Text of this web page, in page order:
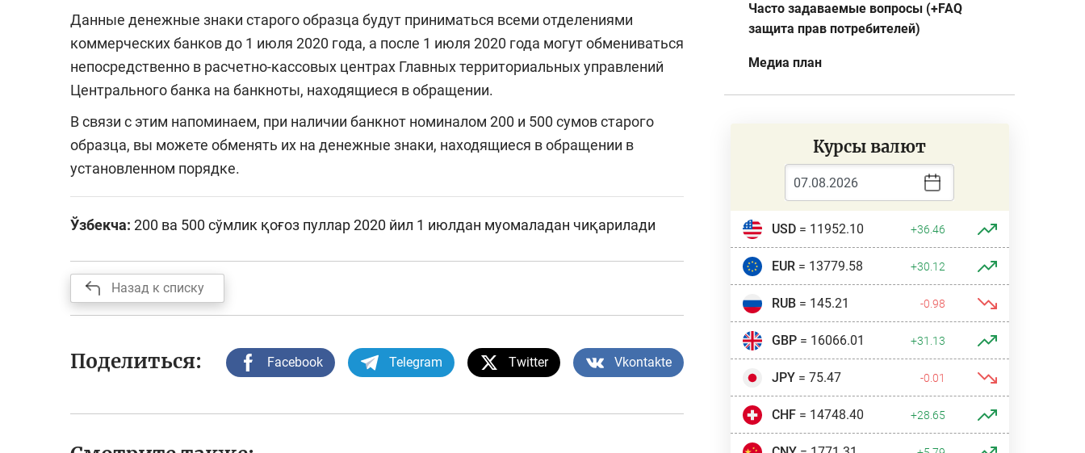
Данные денежные знаки старого образца будут приниматься всеми отделениями
коммерческих банков до 1 июля 2020 года, а после 1 июля 2020 года могут обмениваться
непосредственно в расчетно-кассовых центрах Главных территориальных управлений
Центрального банка на банкноты, находящиеся в обращении.
В связи с этим напоминаем, при наличии банкнот номиналом 200 и 500 сумов старого
образца, вы можете обменять их на денежные знаки, находящиеся в обращении в
установленном порядке.
Ўзбекча: 200 ва 500 сўмлик қоғоз пуллар 2020 йил 1 июлдан муомаладан чиқарилади
Назад к списку
Поделиться: Facebook Telegram Twitter Vkontakte
Часто задаваемые вопросы (+FAQ
защита прав потребителей)
Медиа план
Курсы валют
USD= 11952.10 +36.46
EUR= 13779.58 +30.12
RUB= 145.21 -0.98
GBP= 16066.01 +31.13
JPY= 75.47 -0.01
CHF= 14748.40 +28.65